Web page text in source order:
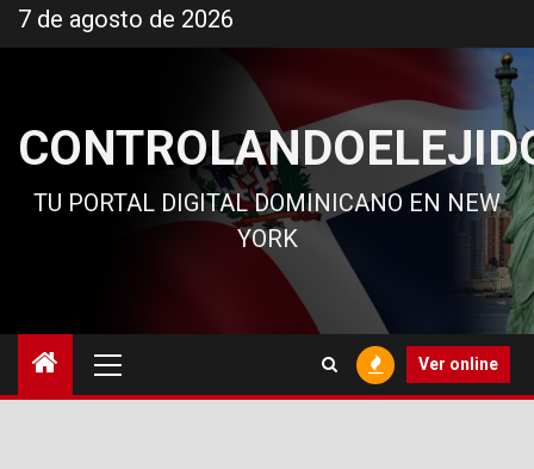
al
7 de agosto de 2026
TU PORTAL DIGITAL DOMINICANO EN NEW
YORK
principal
Ver online